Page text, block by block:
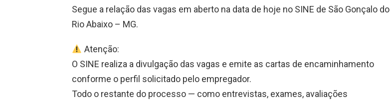
Segue a relação das vagas em aberto na data de hoje no SINE de São Gonçalo do
Rio Abaixo – MG.
Atenção:
O SINE realiza a divulgação das vagas e emite as cartas de encaminhamento
conforme o perfil solicitado pelo empregador.
Todo o restante do processo — como entrevistas, exames, avaliações